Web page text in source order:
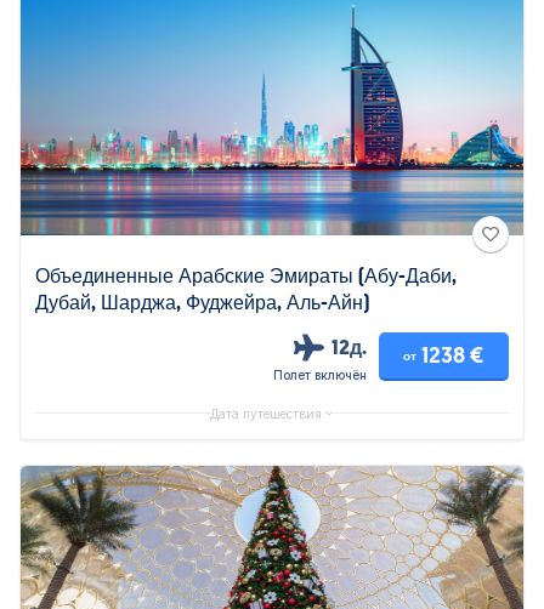
Объединенные Арабские Эмираты (Абу-Даби,
Дубай, Шарджа, Фуджейра, Аль-Айн)
12д.
Полет включён
от 1238 €
Дата путешествия